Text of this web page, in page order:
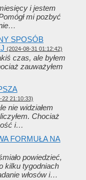
i jestem
mi pozbyć
SPOSÓB
(2024-08-31 01:12:42)
czas, ale byłem
zauważyłem
22 21:10:33)
nie widziałem
Chociaż
i…
FORMUŁA NA
powiedzieć,
kilku tygodniach
włosów i…